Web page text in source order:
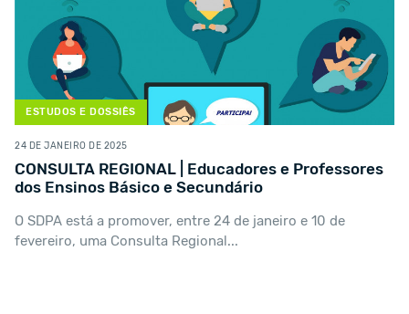
AÇÃO
14 DE OUTUBRO DE 2024
Publicação da 1.ª alteração ao Estatuto da
Carreira Docente na RAA
Foi hoje publicado, em Jornal Oficial, o Decreto Legislativo
Regional n.º 9/2024/A, de 11...